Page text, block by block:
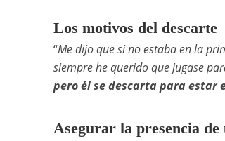
Los motivos del descarte
“Me dijo que si no estaba en la
siempre he querido que jugase
pero él se descarta para estar
Asegurar la presencia